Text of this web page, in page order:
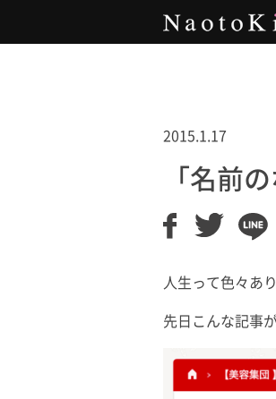
2015.1.17
「名前
人生って色々あ
先日こんな記事が